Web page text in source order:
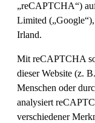
„reCAPTCHA“)
Limited
Irland.
Mit reCAPTCHA
dieser Website (z.
Menschen oder
analysiert
verschiedener